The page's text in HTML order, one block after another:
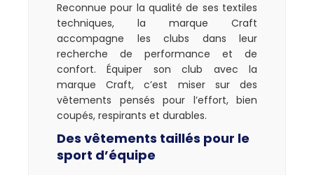
Reconnue pour la qualité de ses textiles
techniques, la marque Craft
accompagne les clubs dans leur
recherche de performance et de
confort. Équiper son club avec la
marque Craft, c’est miser sur des
vêtements pensés pour l’effort, bien
coupés, respirants et durables.
Des vêtements taillés pour le
sport d’équipe